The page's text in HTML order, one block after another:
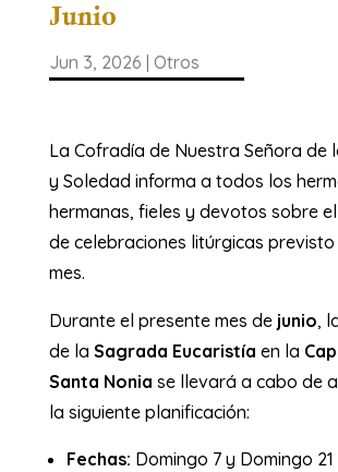
Junio
Jun 3, 2026 Otros
La Cofradía de Nuestra Señora de
y Soledad informa a todos los
hermanas, fieles y devotos sobre
de celebraciones litúrgicas
mes.
Durante el presente mes de junio,
de la Sagrada Eucaristía en la
Santa Nonia se llevará a cabo de
la siguiente planificación:
Fechas: Domingo 7 y Domingo